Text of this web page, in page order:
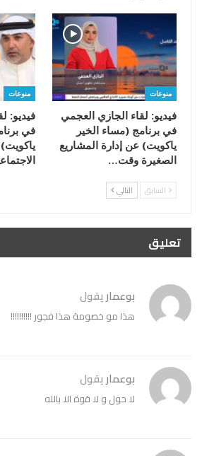
منوعات
فيديو: لقاء الجازي العجمي
في برنامج (مساء الخير
ياكويت) عن إدارة المشاريع
الصغيرة وقت…
منوعات
فيديو:
في
السابق التالي
تعليق
بوعمار يقول
هذا مو خصومة هذا فجور !!!!!!!!!!
بوعمار يقول
لا حول و لا قوة الا بالله